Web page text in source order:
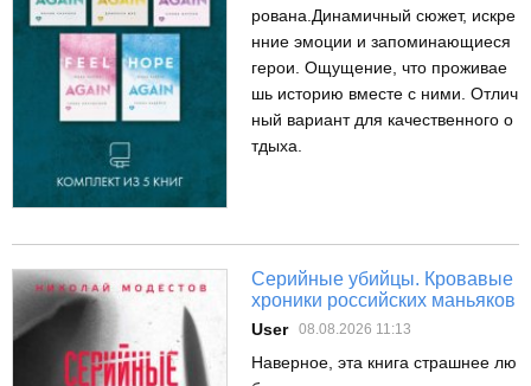
рована.Динамичный сюжет, искре
нние эмоции и запоминающиеся
герои. Ощущение, что проживае
шь историю вместе с ними. Отлич
ный вариант для качественного о
тдыха.
Серийные убийцы. Кровавые
хроники российских маньяков
User 08.08.2026 11:13
Наверное, эта книга страшнее лю